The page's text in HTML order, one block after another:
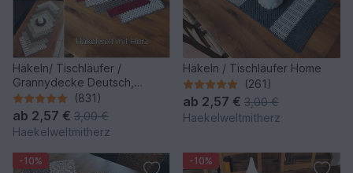
Häkeln/ Tischläufer /
Grannydecke Deutsch,
Englisch und Italienisch
(831)
ab 2,57 € 3,00 €
Haekelweltmitherz
Häkeln / Tischläufer Home
(261)
ab 2,57 € 3,00 €
Haekelweltmitherz
-10% -10%